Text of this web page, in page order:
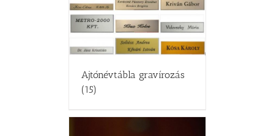
Ajtónévtábla gravírozás
(15)